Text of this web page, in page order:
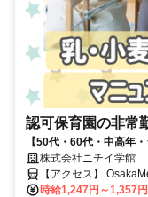
認可保育園の非常
【50代・60代・中高年
扶養内勤務OK／定員90名
株式会社ニチイ学館
【アクセス】
分 ■住 所 大阪府 大阪市都島区 都島南通1丁目22番11号 ■アクセス
時給1,247円～1,357円